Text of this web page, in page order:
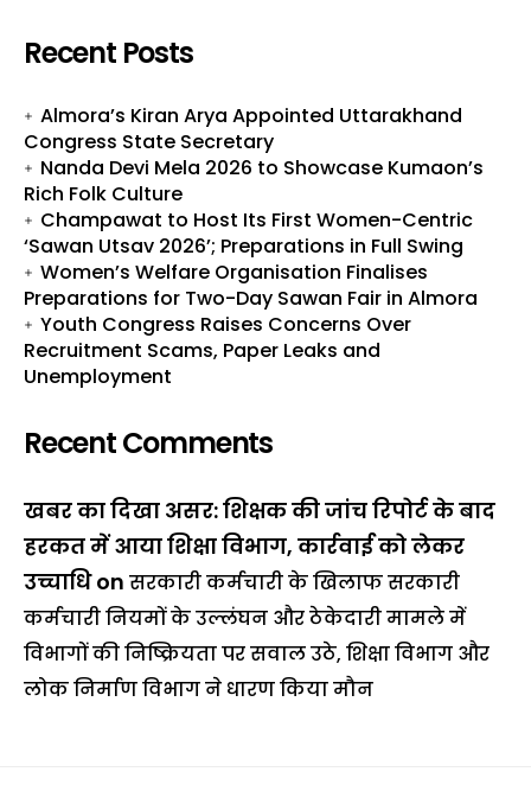
Recent Posts
Almora’s Kiran Arya Appointed Uttarakhand
Congress State Secretary
Nanda Devi Mela 2026 to Showcase Kumaon’s
Rich Folk Culture
Champawat to Host Its First Women-Centric
‘Sawan Utsav 2026’; Preparations in Full Swing
Women’s Welfare Organisation Finalises
Preparations for Two-Day Sawan Fair in Almora
Youth Congress Raises Concerns Over
Recruitment Scams, Paper Leaks and
Unemployment
Recent Comments
खबर का दिखा असर: शिक्षक की जांच रिपोर्ट के बाद
हरकत में आया शिक्षा विभाग, कार्रवाई को लेकर
उच्चाधिon सरकारी कर्मचारी के खिलाफ सरकारी
कर्मचारी नियमों के उल्लंघन और ठेकेदारी मामले में
विभागों की निष्क्रियता पर सवाल उठे, शिक्षा विभाग और
लोक निर्माण विभाग ने धारण किया मौन